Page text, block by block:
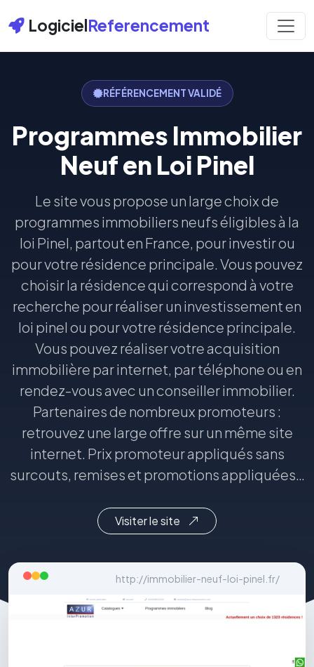
LogicielReferencement
RÉFÉRENCEMENT VALIDÉ
Programmes Immobilier
Neuf en Loi Pinel
Le site vous propose un large choix de
programmes immobiliers neufs éligibles à la
loi Pinel, partout en France, pour investir ou
pour votre résidence principale. Vous pouvez
choisir la résidence qui correspond à votre
recherche pour réaliser un investissement en
loi pinel ou pour votre résidence principale.
Vous pouvez réaliser votre acquisition
immobilière par internet, par téléphone ou en
rendez-vous avec un conseiller immobilier.
Partenaires de nombreux promoteurs :
retrouvez une large offre sur un même site
internet. Prix promoteur appliqués sans
surcouts, remises et promotions appliquées…
Visiter le site
http://immobilier-neuf-loi-pinel.fr/